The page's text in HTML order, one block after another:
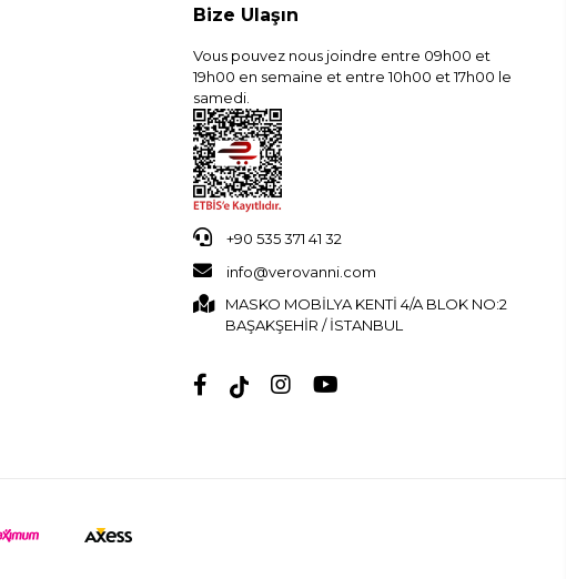
Bize Ulaşın
Vous pouvez nous joindre entre 09h00 et
19h00 en semaine et entre 10h00 et 17h00 le
samedi.
+90 535 371 41 32
info@verovanni.com
MASKO MOBİLYA KENTİ 4/A BLOK NO:2
BAŞAKŞEHİR / İSTANBUL